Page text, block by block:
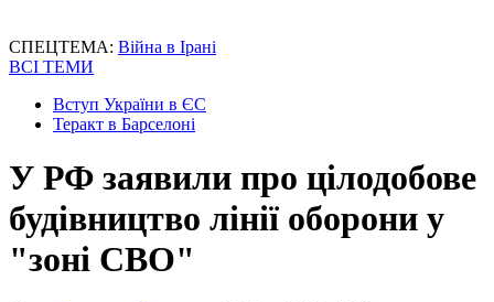
СПЕЦТЕМА: Війна в Ірані
ВСІ ТЕМИ
Вступ України в ЄС
Теракт в Барселоні
У РФ заявили про цілодобове
будівництво лінії оборони у
"зоні СВО"